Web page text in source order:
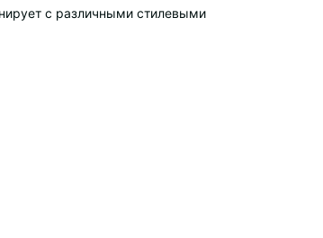
с различными стилевыми